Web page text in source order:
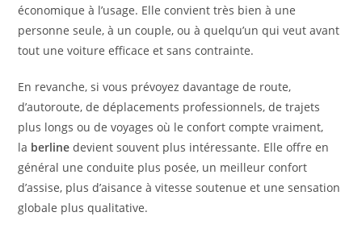
économique à l’usage. Elle convient très bien à une
personne seule, à un couple, ou à quelqu’un qui veut avant
tout une voiture efficace et sans contrainte.
En revanche, si vous prévoyez davantage de route,
d’autoroute, de déplacements professionnels, de trajets
plus longs ou de voyages où le confort compte vraiment,
la berline devient souvent plus intéressante. Elle offre en
général une conduite plus posée, un meilleur confort
d’assise, plus d’aisance à vitesse soutenue et une sensation
globale plus qualitative.